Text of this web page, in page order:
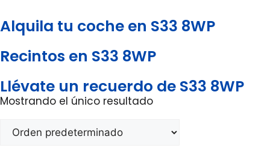
Alquila tu coche en S33 8WP
Recintos en S33 8WP
Llévate un recuerdo de S33 8WP
Mostrando el único resultado